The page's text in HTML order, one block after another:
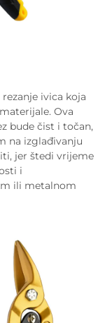
ivica koja
Ova
bude čist i točan,
na izglađivanju
jer štedi vrijeme
i
ili metalnom